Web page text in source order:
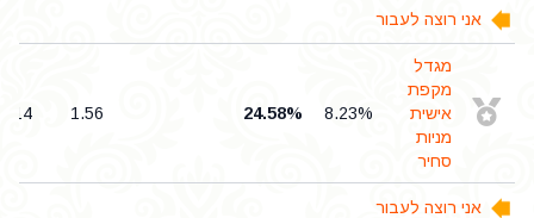
אני רוצה לעבור
מגדל
מקפת
אישית
מניות
סחיר
8.23%
24.58%
1.56
0.14
אני רוצה לעבור